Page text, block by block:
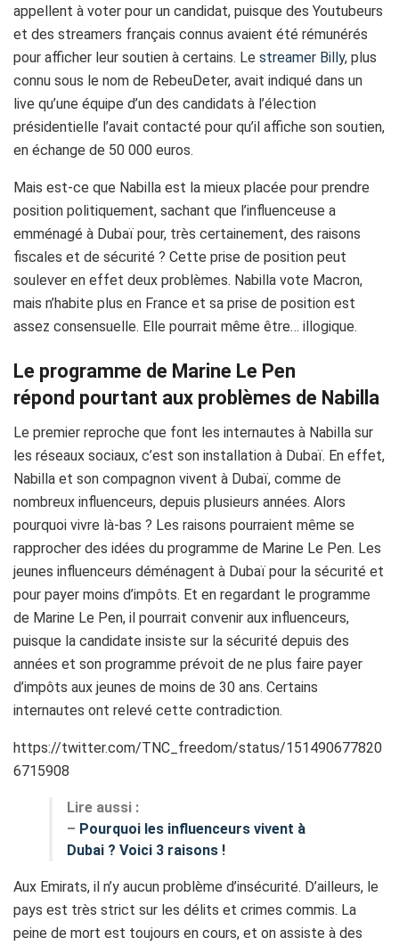
appellent à voter pour un candidat, puisque des Youtubeurs
et des streamers français connus avaient été rémunérés
pour afficher leur soutien à certains. Le streamer Billy, plus
connu sous le nom de RebeuDeter, avait indiqué dans un
live qu’une équipe d’un des candidats à l’élection
présidentielle l’avait contacté pour qu’il affiche son soutien,
en échange de 50 000 euros.
Mais est-ce que Nabilla est la mieux placée pour prendre
position politiquement, sachant que l’influenceuse a
emménagé à Dubaï pour, très certainement, des raisons
fiscales et de sécurité ? Cette prise de position peut
soulever en effet deux problèmes. Nabilla vote Macron,
mais n’habite plus en France et sa prise de position est
assez consensuelle. Elle pourrait même être… illogique.
Le programme de Marine Le Pen
répond pourtant aux problèmes de Nabilla
Le premier reproche que font les internautes à Nabilla sur
les réseaux sociaux, c’est son installation à Dubaï. En effet,
Nabilla et son compagnon vivent à Dubaï, comme de
nombreux influenceurs, depuis plusieurs années. Alors
pourquoi vivre là-bas ? Les raisons pourraient même se
rapprocher des idées du programme de Marine Le Pen. Les
jeunes influenceurs déménagent à Dubaï pour la sécurité et
pour payer moins d’impôts. Et en regardant le programme
de Marine Le Pen, il pourrait convenir aux influenceurs,
puisque la candidate insiste sur la sécurité depuis des
années et son programme prévoit de ne plus faire payer
d’impôts aux jeunes de moins de 30 ans. Certains
internautes ont relevé cette contradiction.
https://twitter.com/TNC_freedom/status/151490677820
6715908
Lire aussi :
– Pourquoi les influenceurs vivent à
Dubai ? Voici 3 raisons !
Aux Emirats, il n’y aucun problème d’insécurité. D’ailleurs, le
pays est très strict sur les délits et crimes commis. La
peine de mort est toujours en cours, et on assiste à des